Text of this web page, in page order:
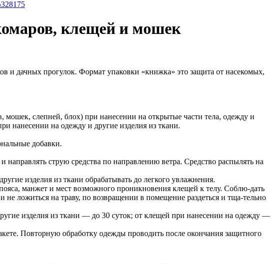
клещей и мошек
дачных прогулок. Формат упаковки «книжка» это защита от насекомых,
слепней, блох) при нанесении на открытые части тела, одежду и
нанесении на одежду и другие изделия из ткани.
добавки.
струю средства по направлению ветра. Средство распылять на
изделия из ткани обрабатывать до легкого увлажнения.
манжет и мест возможного проникновения клещей к телу. Соблю-дать
не ложиться на траву, по возвращении в помещение раздеться и тща-тельно
изделия из ткани — до 30 суток; от клещей при нанесении на одежду —
Повторную обработку одежды проводить после окончания защитного